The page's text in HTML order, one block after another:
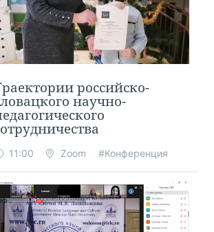
российско-
научно-
11:00 Zoom #Конференция